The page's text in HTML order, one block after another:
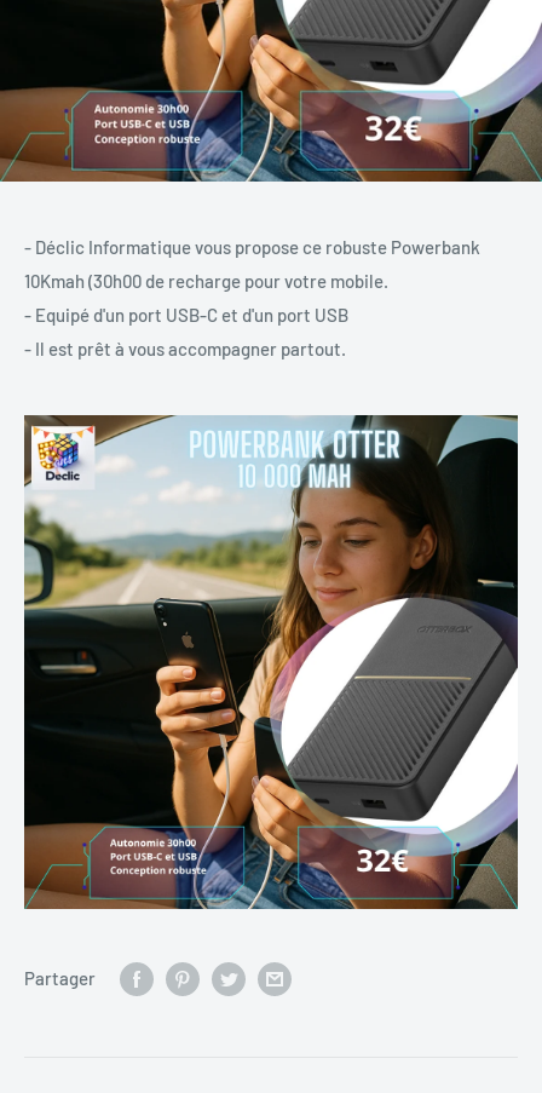
- Déclic Informatique vous propose ce robuste Powerbank
10Kmah (30h00 de recharge pour votre mobile.
- Equipé d'un port USB-C et d'un port USB
- Il est prêt à vous accompagner partout.
Partager